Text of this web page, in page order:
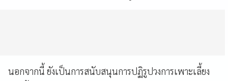
นอกจากนี้ ยังเป็นการสนับสนุนการปฏิรูปวงการเพาะเลี้ยง